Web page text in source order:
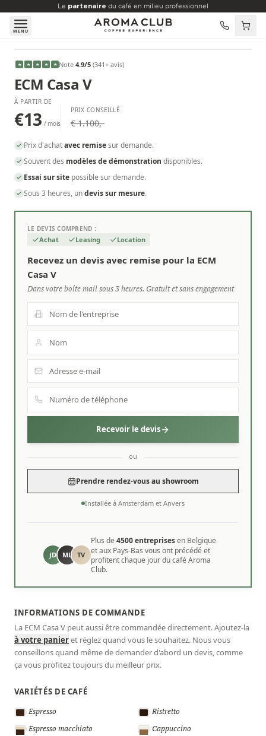
Aller au contenu principal
Le partenaire du café en milieu professionnel
MENU
À PARTIR DE
€13
★ ★ ★ ★ ★ Note 4.9/5 (341+ avis)
ECM Casa V
À PARTIR DE
€13 / mois
PRIX CONSEILLÉ
€ 1.100,-
Prix d'achatavec remisesur demande.
Souvent des modèles de démonstration disponibles.
Essai sur site possible sur demande.
Sous 3 heures, undevis sur mesure.
LE DEVIS COMPREND :
Achat Leasing Location
Recevez un devis avec remise pour la ECM
Casa V
Dans votre boîte mail sous 3 heures. Gratuit et sans engagement
Recevoir le devis
ou
Prendre rendez-vous au showroom
Installée à Amsterdam et Anvers
JD ML TV
Plus de4500 entreprisesen Belgique
et aux Pays-Bas vous ont précédé et
profitent chaque jour du café Aroma
Club.
INFORMATIONS DE COMMANDE
La ECM Casa V peut aussi être commandée directement. Ajoutez-la
à votre panieret réglez quand vous le souhaitez. Nous vous
conseillons quand même de demander d'abord un devis, comme
ça vous profitez toujours du meilleur prix.
VARIÉTÉS DE CAFÉ
Espresso
Ristretto
Espresso macchiato
Cappuccino